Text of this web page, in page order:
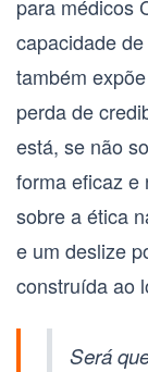
para médicos
capacidade
também
perda de
está, se não
forma eficaz e
sobre a ética
e um deslize
construída ao
Será